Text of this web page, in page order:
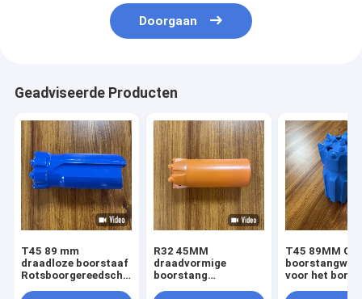
Doorgaan
Geadviseerde Producten
T45 89 mm
draadloze boorstaaf
Rotsboorgereedschap
R32 45MM
draadvormige
boorstang
T45 89MM
voor het boren